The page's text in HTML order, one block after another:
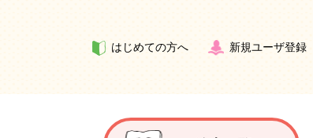
はじめての方へ 新規ユーザ登録